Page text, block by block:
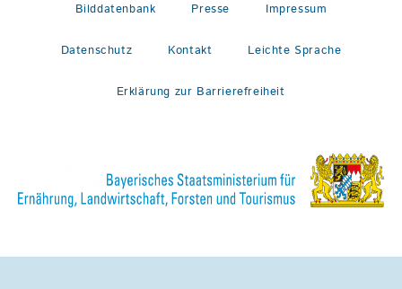
Bilddatenbank Presse Impressum
Datenschutz Kontakt Leichte Sprache
Erklärung zur Barrierefreiheit